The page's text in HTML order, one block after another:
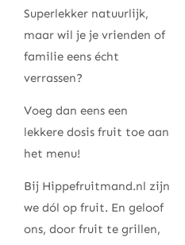
Superlekker natuurlijk,
maar wil je je vrienden of
familie eens écht
verrassen?
Voeg dan eens een
lekkere dosis fruit toe aan
het menu!
Bij Hippefruitmand.nl zijn
we dól op fruit. En geloof
ons, door fruit te grillen,